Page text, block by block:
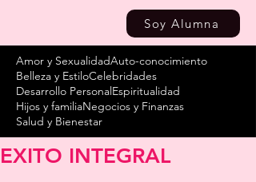
Soy Alumna
Amor y SexualidadAuto-conocimiento
Belleza y EstiloCelebridades
Desarrollo PersonalEspiritualidad
Hijos y familiaNegocios y Finanzas
Salud y Bienestar
EXITO INTEGRAL